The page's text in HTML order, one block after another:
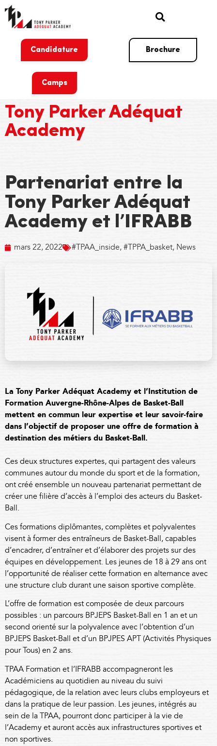
Candidature Brochure
Camps
Tony Parker Adéquat
Academy
Partenariat entre la
Tony Parker Adéquat
Academy et l’IFRABB
mars 22, 2022 #TPAA_inside,#TPPA_basket, News
La Tony Parker Adéquat Academy et l’Institution de
Formation Auvergne-Rhône-Alpes de Basket-Ball
mettent en commun leur expertise et leur savoir-faire
dans l’objectif de proposer une offre de formation à
destination des métiers du Basket-Ball.
Ces deux structures expertes, qui partagent des valeurs
communes autour du monde du sport et de la formation,
ont créé ensemble un nouveau partenariat permettant de
créer une filière d’accès à l’emploi des acteurs du Basket-
Ball.
Ces formations diplômantes, complètes et polyvalentes
visent à former des entraîneurs de Basket-Ball, capables
d’encadrer, d’entraîner et d’élaborer des projets sur des
équipes en développement. Les jeunes de 18 à 29 ans ont
l’opportunité de réaliser cette formation en alternance avec
une structure club durant une saison sportive complète.
L’offre de formation est composée de deux parcours
possibles : un parcours BPJEPS Basket-Ball en 1 an et un
second orienté sur la polyvalence avec l’obtention d’un
BPJEPS Basket-Ball et d’un BPJPES APT (Activités Physiques
pour Tous) en 2 ans.
TPAA Formation et l’IFRABB accompagneront les
Académiciens au quotidien au niveau du suivi
pédagogique, de la relation avec leurs clubs employeurs et
dans la pratique de leur passion. Les jeunes, intégrés au
sein de la TPAA, pourront donc participer à la vie de
l’Academy et auront accès aux infrastructures sportives et
non sportives.